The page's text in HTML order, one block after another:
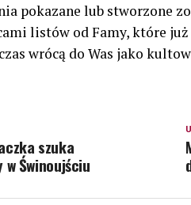
pokazane lub stworzone
listów od Famy, które
wrócą do Was jako
szuka
Świnoujściu